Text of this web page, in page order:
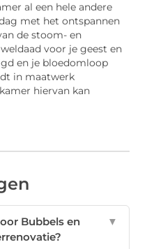
al een hele andere
met het ontspannen
de stoom- en
voor je geest en
en je bloedomloop
in maatwerk
hiervan kan
Bubbels en
▼